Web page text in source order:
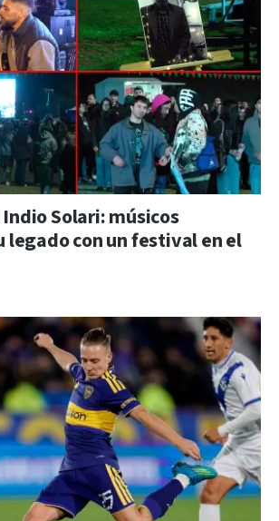
Solari: músicos
legado con un festival en el